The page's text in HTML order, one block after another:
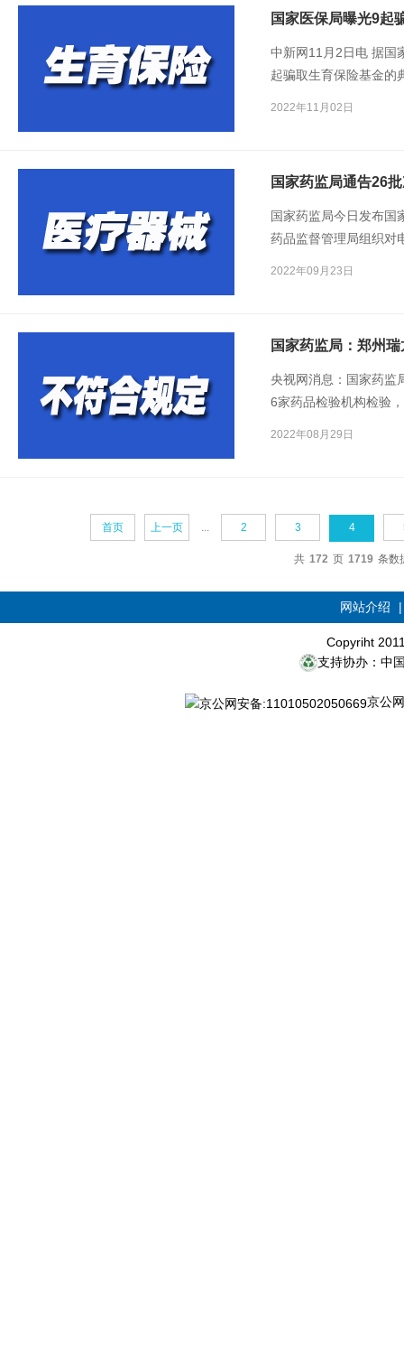
国家医保局曝光9起
中新网11月2日电 据国
起骗取生育保险基金的
2022年11月02日
国家药监局通告26
国家药监局今日发布国
药品监督管理局组织对
2022年09月23日
央视网消息：国家药监
6家药品检验机构检验
2022年08月29日
首页 上一页 ... 2 3 4
共 172 页 1719 条数
网站介绍
Copyriht
支持协办：中
京公